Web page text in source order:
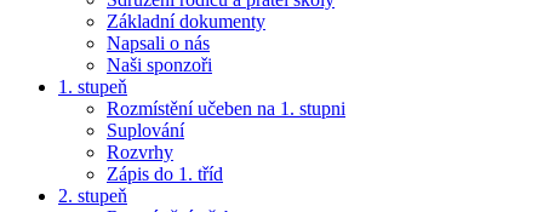
Základní dokumenty
Napsali o nás
Naši sponzoři
1. stupeň
Rozmístění učeben na 1. stupni
Suplování
Rozvrhy
Zápis do 1. tříd
2. stupeň